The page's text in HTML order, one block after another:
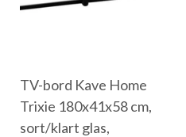
TV-bord Kave Home
Trixie 180x41x58 cm,
sort/klart glas,